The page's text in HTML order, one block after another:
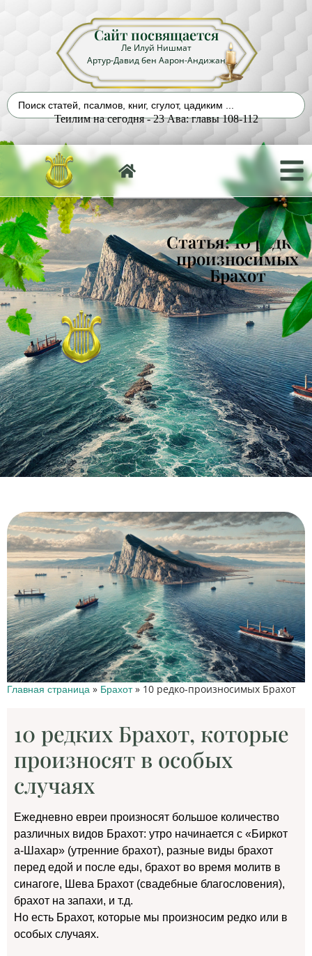
Сайт посвящается
Ле Илуй Нишмат
Артур-Давид бен Аарон-Андижан
Теилим на сегодня - 23 Ава: главы 108-112
Статья: 10 редко-
произносимых
Брахот
Главная страница » Брахот» 10 редко-произносимых Брахот
10 редких Брахот, которые
произносят в особых
случаях
Ежедневно евреи произносят большое количество
различных видов Брахот: утро начинается с «Биркот
а-Шахар» (утренние брахот), разные виды брахот
перед едой и после еды, брахот во время молитв в
синагоге, Шева Брахот (свадебные благословения),
брахот на запахи, и т.д.
Но есть Брахот, которые мы произносим редко или в
особых случаях.